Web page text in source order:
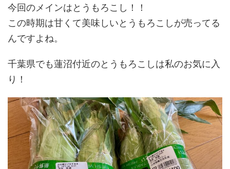
今回のメインはとうもろこし！！
この時期は甘くて美味しいとうもろこしが売ってる
んですよね。
千葉県でも蓮沼付近のとうもろこしは私のお気に入
り！